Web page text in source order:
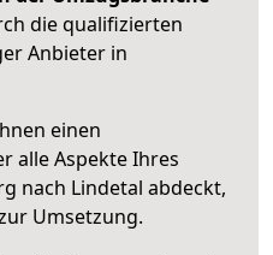
die qualifizierten
Anbieter in
einen
alle Aspekte Ihres
nach Lindetal abdeckt,
Umsetzung.